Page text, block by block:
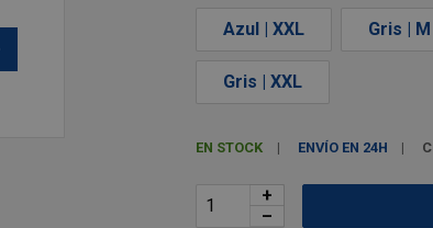
Azul | XXL Gris | M
Gris | XXL
EN STOCK ENVÍO EN 24H
+
–